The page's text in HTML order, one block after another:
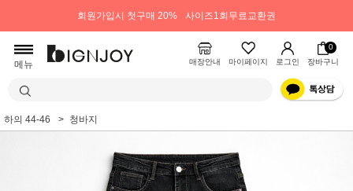
회원가입시 첫구매 20% 사이즈1회무료교환권
메뉴 매장안내 마이페이지 로그인
0
장바구니
하의 44-46 청바지